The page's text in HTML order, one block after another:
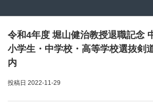
令和4年度 堀山健治教授退職記念
小学生・中学校・高等学校選抜剣
内
投稿日 2022-11-29